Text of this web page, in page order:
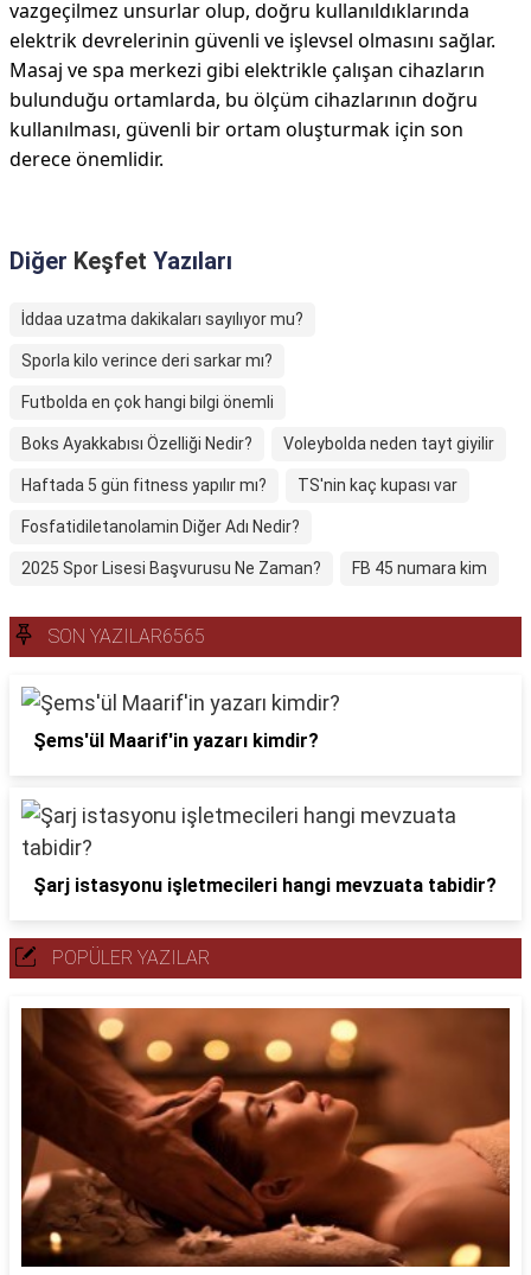
vazgeçilmez unsurlar olup, doğru kullanıldıklarında
elektrik devrelerinin güvenli ve işlevsel olmasını sağlar.
Masaj ve spa merkezi gibi elektrikle çalışan cihazların
bulunduğu ortamlarda, bu ölçüm cihazlarının doğru
kullanılması, güvenli bir ortam oluşturmak için son
derece önemlidir.
Diğer Keşfet Yazıları
İddaa uzatma dakikaları sayılıyor mu?
Sporla kilo verince deri sarkar mı?
Futbolda en çok hangi bilgi önemli
Boks Ayakkabısı Özelliği Nedir? Voleybolda neden tayt giyilir
Haftada 5 gün fitness yapılır mı? TS'nin kaç kupası var
Fosfatidiletanolamin Diğer Adı Nedir?
2025 Spor Lisesi Başvurusu Ne Zaman? FB 45 numara kim
SON YAZILAR6565
Şems'ül Maarif'in yazarı kimdir?
Şarj istasyonu işletmecileri hangi mevzuata tabidir?
POPÜLER YAZILAR